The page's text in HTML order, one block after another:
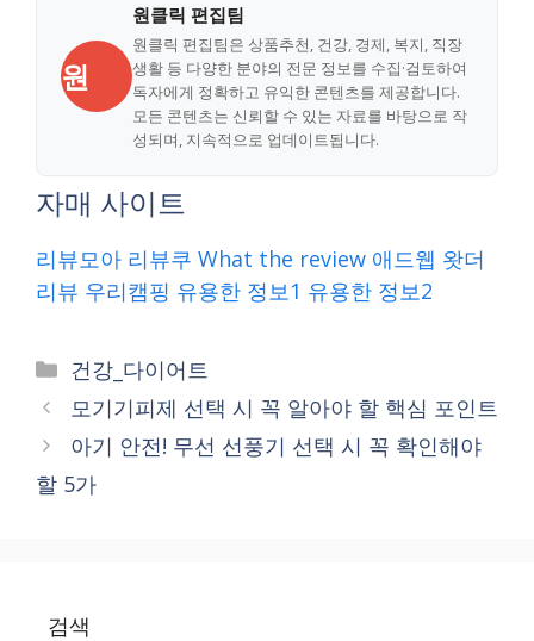
원
원클릭 편집팀
원클릭 편집팀은 상품추천, 건강, 경제, 복지, 직장
생활 등 다양한 분야의 전문 정보를 수집·검토하여
독자에게 정확하고 유익한 콘텐츠를 제공합니다.
모든 콘텐츠는 신뢰할 수 있는 자료를 바탕으로 작
성되며, 지속적으로 업데이트됩니다.
자매 사이트
리뷰모아 리뷰쿠 What the review 애드웹 왓더
리뷰 우리캠핑 유용한 정보1 유용한 정보2
Categories
건강_다이어트
모기기피제 선택 시 꼭 알아야 할 핵심 포인트
아기 안전! 무선 선풍기 선택 시 꼭 확인해야
할 5가
검색